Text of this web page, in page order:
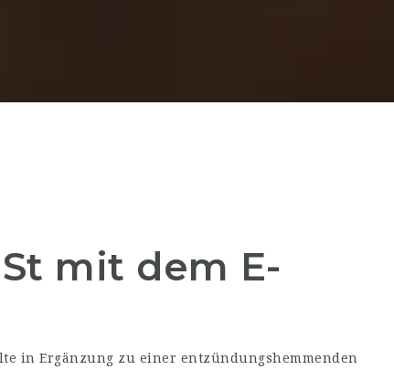
mit dem E-
in Ergänzung zu einer entzündungshemmenden